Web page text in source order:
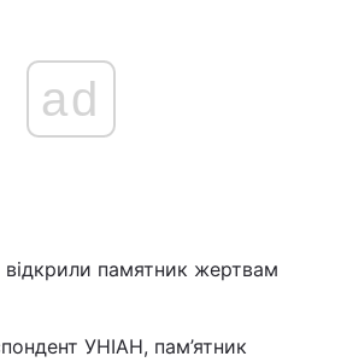
ad
памятник жертвам
УНІАН, пам’ятник